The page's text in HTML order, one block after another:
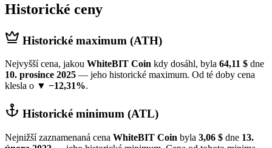
Historické ceny
Historické maximum (ATH)
Nejvyšší cena, jakou WhiteBIT Coin kdy dosáhl, byla 64,11 $ dne
10. prosince 2025 — jeho historické maximum. Od té doby cena
klesla o ▼ −12,31%.
Historické minimum (ATL)
Nejnižší zaznamenaná cena WhiteBIT Coin byla 3,06 $ dne 13.